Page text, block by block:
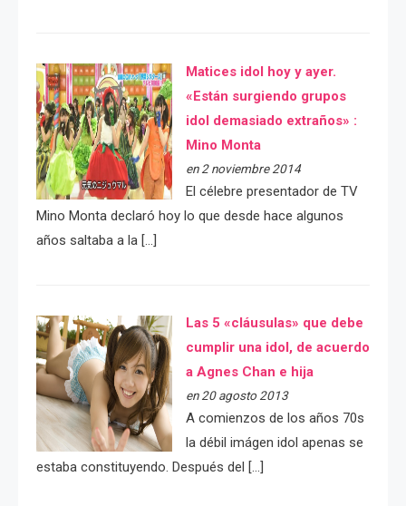
Matices idol hoy y ayer.
«Están surgiendo grupos
idol demasiado extraños» :
Mino Monta
en 2 noviembre 2014
El célebre presentador de TV
Mino Monta declaró hoy lo que desde hace algunos
años saltaba a la […]
Las 5 «cláusulas» que debe
cumplir una idol, de acuerdo
a Agnes Chan e hija
en 20 agosto 2013
A comienzos de los años 70s
la débil imágen idol apenas se
estaba constituyendo. Después del […]